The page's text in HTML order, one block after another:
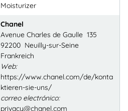
Moisturizer
Chanel
Avenue Charles de Gaulle 135
92200 Neuilly-sur-Seine
Frankreich
Web:
https://www.chanel.com/de/konta
ktieren-sie-uns/
correo electrónico:
privacy@chanel.com